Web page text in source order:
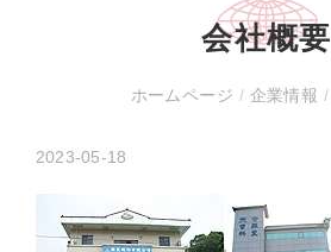
会社概要
ホームページ / 企業情報 /
2023-05-18